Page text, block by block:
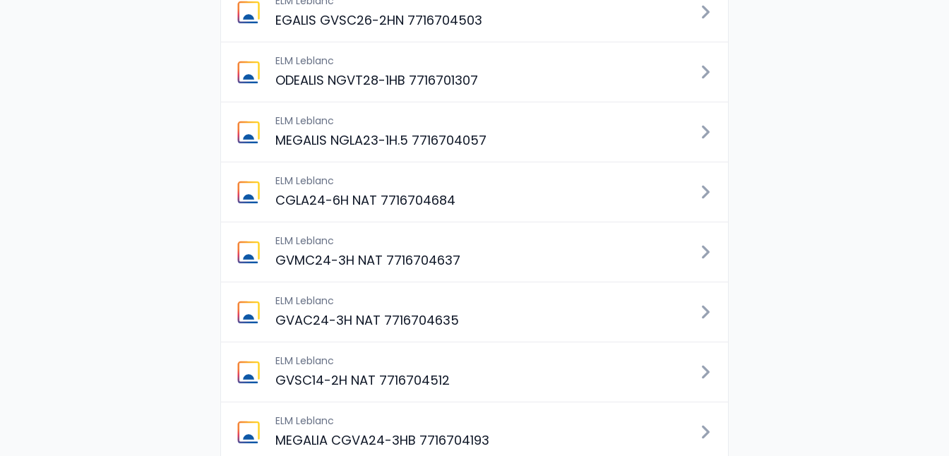
EGALIS GVSC26-2HN 7716704503
ELM Leblanc
ODEALIS NGVT28-1HB 7716701307
ELM Leblanc
MEGALIS NGLA23-1H.5 7716704057
ELM Leblanc
CGLA24-6H NAT 7716704684
ELM Leblanc
GVMC24-3H NAT 7716704637
ELM Leblanc
GVAC24-3H NAT 7716704635
ELM Leblanc
GVSC14-2H NAT 7716704512
ELM Leblanc
MEGALIA CGVA24-3HB 7716704193